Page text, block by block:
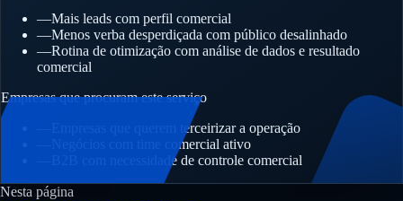
—Mais leads com perfil comercial
—Menos verba desperdiçada com público desalinhado
—Rotina de otimização com análise de dados e resultado
comercial
Empresas que procuram este serviço
Empresas que querem terceirizar a operação
Negócios com time comercial ativo
B2B com necessidade de controle comercial
Nesta página